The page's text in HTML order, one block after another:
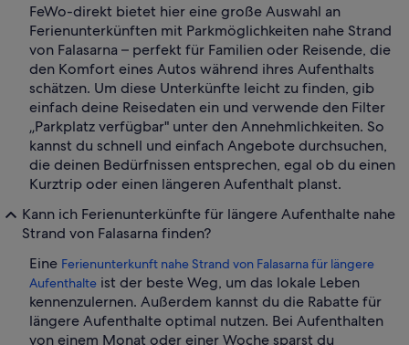
FeWo-direkt bietet hier eine große Auswahl an
Ferienunterkünften mit Parkmöglichkeiten nahe Strand
von Falasarna – perfekt für Familien oder Reisende, die
den Komfort eines Autos während ihres Aufenthalts
schätzen. Um diese Unterkünfte leicht zu finden, gib
einfach deine Reisedaten ein und verwende den Filter
„Parkplatz verfügbar" unter den Annehmlichkeiten. So
kannst du schnell und einfach Angebote durchsuchen,
die deinen Bedürfnissen entsprechen, egal ob du einen
Kurztrip oder einen längeren Aufenthalt planst.
Kann ich Ferienunterkünfte für längere Aufenthalte nahe
Strand von Falasarna finden?
Eine Ferienunterkunft nahe Strand von Falasarna für längere
Aufenthalte ist der beste Weg, um das lokale Leben
kennenzulernen. Außerdem kannst du die Rabatte für
längere Aufenthalte optimal nutzen. Bei Aufenthalten
von einem Monat oder einer Woche sparst du